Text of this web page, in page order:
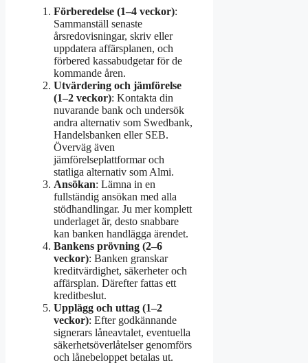
Förberedelse (1–4 veckor):
Sammanställ senaste
årsredovisningar, skriv eller
uppdatera affärsplanen, och
förbered kassabudgetar för de
kommande åren.
Utvärdering och jämförelse
(1–2 veckor): Kontakta din
nuvarande bank och undersök
andra alternativ som Swedbank,
Handelsbanken eller SEB.
Överväg även
jämförelseplattformar och
statliga alternativ som Almi.
Ansökan: Lämna in en
fullständig ansökan med alla
stödhandlingar. Ju mer komplett
underlaget är, desto snabbare
kan banken handlägga ärendet.
Bankens prövning (2–6
veckor): Banken granskar
kreditvärdighet, säkerheter och
affärsplan. Därefter fattas ett
kreditbeslut.
Upplägg och uttag (1–2
veckor): Efter godkännande
signerars låneavtalet, eventuella
säkerhetsöverlåtelser genomförs
och lånebeloppet betalas ut.